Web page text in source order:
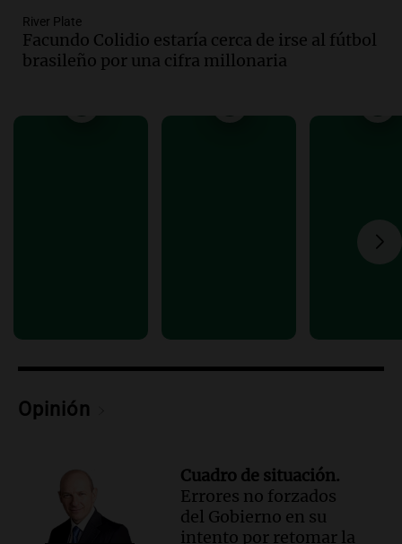
Episodios
Audio.Fuertes vientos causaron cortes
de luz y daños en Córdoba: más de 1500
Radioinforme 3
Audio.Continúa el juicio contra Oscar
González por el accidente en Altas
Cumbres con nuevas declaraciones
River Plate
Facundo Colidio estaría cerca de irse al fútbol
brasileño por una cifra millonaria
Opinión
Cuadro de situación.
Errores no forzados
del Gobierno en su
intento por retomar la